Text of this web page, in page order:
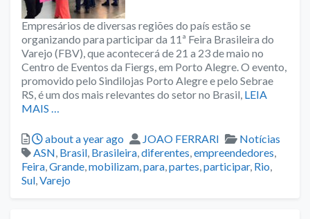
Empresários de diversas regiões do país estão se
organizando para participar da 11ª Feira Brasileira do
Varejo (FBV), que acontecerá de 21 a 23 de maio no
Centro de Eventos da Fiergs, em Porto Alegre. O evento,
promovido pelo Sindilojas Porto Alegre e pelo Sebrae
RS, é um dos mais relevantes do setor no Brasil, LEIA
MAIS …
Posted
about a year ago Author
JOAO FERRARI Categories
Notícias
Tags
ASN, Brasil, Brasileira,diferentes,empreendedores,
Feira,Grande,mobilizam,para,partes,participar, Rio,
Sul,Varejo